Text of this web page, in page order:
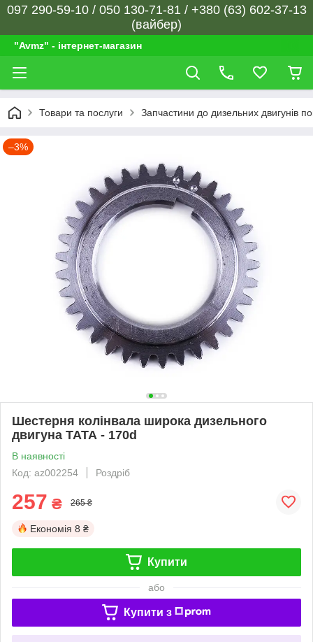
097 290-59-10 / 050 130-71-81 / +380 (63) 602-37-13
(вайбер)
"Avmz" - інтернет-магазин
Товари та послуги Запчастини до дизельних двигунів
–3%
Шестерня колінвала широка дизельного
двигуна ТАТА - 170d
В наявності
Код: az002254
Роздріб
257 ₴ 265 ₴
Економія 8 ₴
Купити
або
Купити з